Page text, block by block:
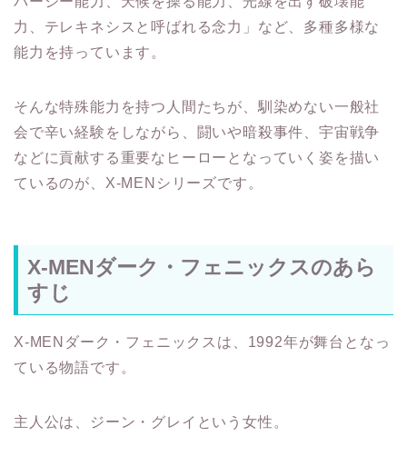
力、テレキネシスと呼ばれる念力」など、多種多様な
能力を持っています。
そんな特殊能力を持つ人間たちが、馴染めない一般社
会で辛い経験をしながら、闘いや暗殺事件、宇宙戦争
などに貢献する重要なヒーローとなっていく姿を描い
ているのが、X-MENシリーズです。
X-MENダーク・フェニックスのあら
すじ
X-MENダーク・フェニックスは、1992年が舞台となっ
ている物語です。
主人公は、ジーン・グレイという女性。